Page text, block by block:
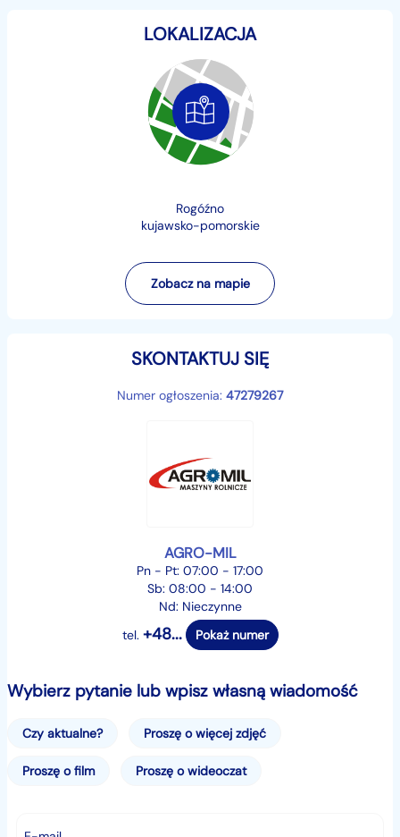
Zmiana koloru + 100 zł
DOSTAWA NASZYM TRANSPORTEM 250 ZŁ
LOKALIZACJA
Rogóźno
kujawsko-pomorskie
Zobacz na mapie
SKONTAKTUJ SIĘ
Numer ogłoszenia: 47279267
AGRO-MIL
Pn - Pt: 07:00 - 17:00
Sb: 08:00 - 14:00
Nd: Nieczynne
tel. +48... Pokaż numer
Wybierz pytanie lub wpisz własną wiadomość
Czy aktualne? Proszę o więcej zdjęć
Proszę o film Proszę o wideoczat